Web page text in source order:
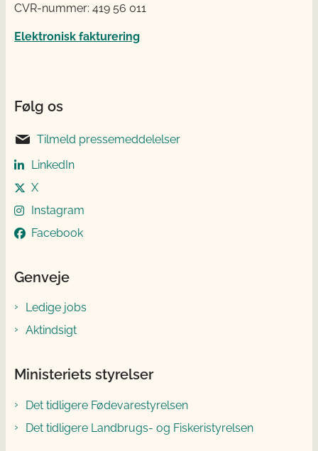
CVR-nummer: 419 56 011
Elektronisk fakturering
Følg os
Tilmeld pressemeddelelser
LinkedIn
X
Instagram
Facebook
Genveje
Ledige jobs
Aktindsigt
Ministeriets styrelser
Det tidligere Fødevarestyrelsen
Det tidligere Landbrugs- og Fiskeristyrelsen